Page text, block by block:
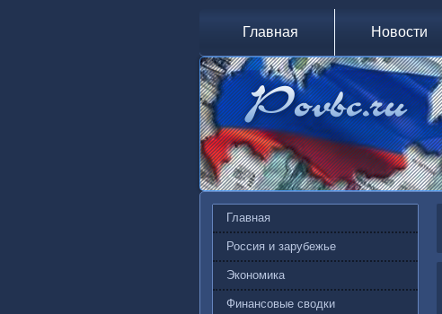
Главная Новости
Главная
Россия и зарубежье
Экономика
Финансовые сводки